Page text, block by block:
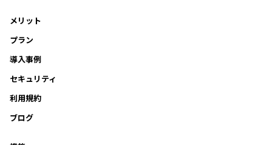
メリット
プラン
導入事例
セキュリティ
利用規約
ブログ